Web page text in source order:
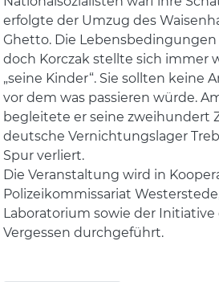
erfolgte der Umzug des
Ghetto. Die
doch Korczak stellte sich immer
„seine Kinder“. Sie sollten keine
vor dem was passieren würde.
begleitete er seine zweihundert
deutsche Vernichtungslager
Spur verliert.
Die Veranstaltung wird in
Polizeikommissariat
Laboratorium sowie der Initiative
Vergessen durchgeführt.